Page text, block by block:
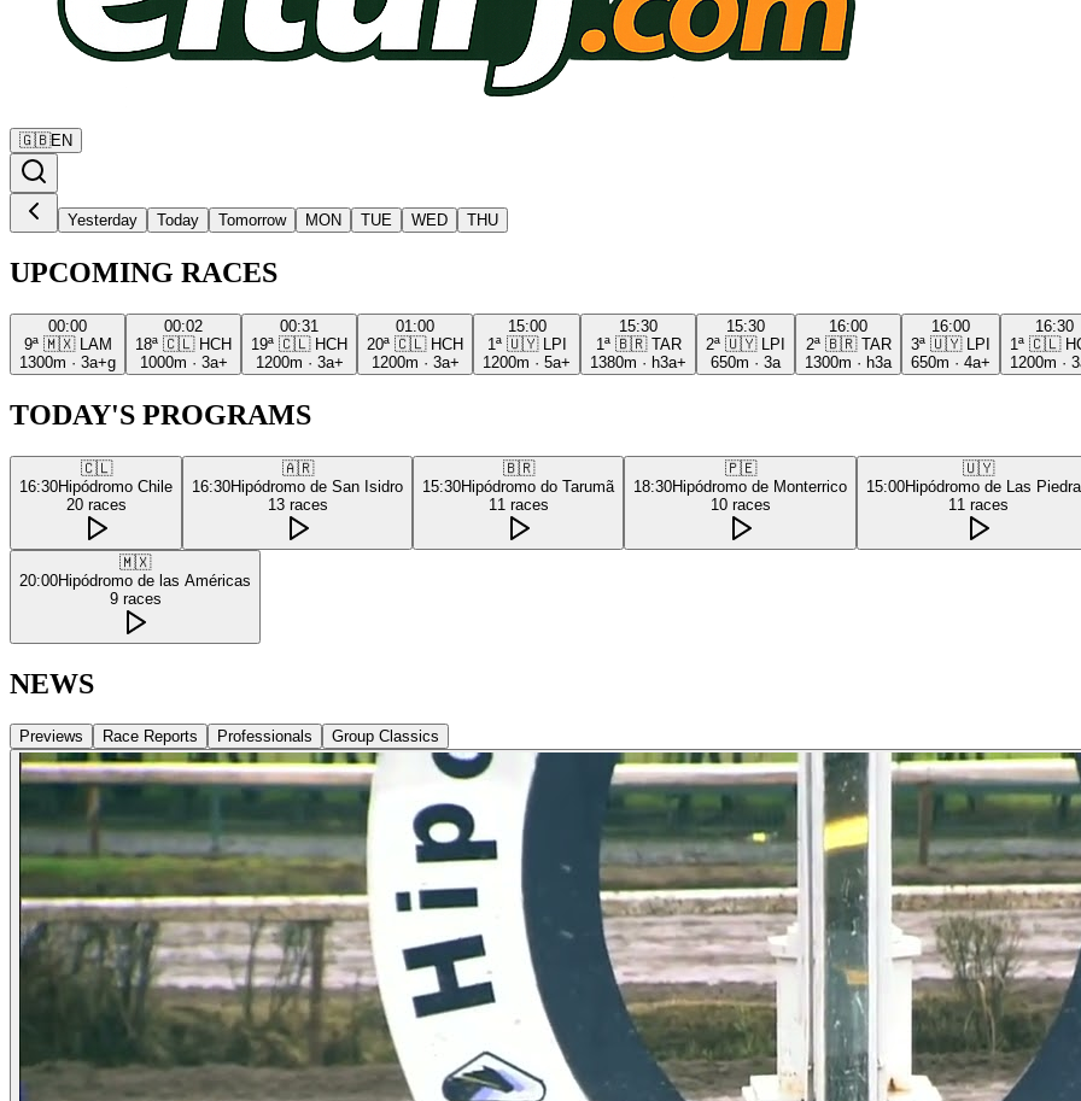
🇬🇧EN
Yesterday Today Tomorrow MON TUE WED THU
UPCOMING RACES
00:00
9ª 🇲🇽
LAM
1300m · 3a+g
00:02
18ª 🇨🇱 HCH
1000m · 3a+
00:31
19ª 🇨🇱 HCH
1200m · 3a+
01:00
20ª 🇨🇱 HCH
1200m · 3a+
15:00
1ª 🇺🇾
LPI
1200m · 5a+
15:30
1ª 🇧🇷 TAR
1380m · h3a+
15:30
2ª 🇺🇾
LPI
650m · 3a
16:00
2ª 🇧🇷 TAR
1300m · h3a
16:00
3ª 🇺🇾
LPI
650m · 4a+
16:30
1ª 🇨🇱
1200m ·
TODAY'S PROGRAMS
🇨🇱
16:30Hipódromo Chile
20 races
🇦🇷
16:30Hipódromo de San Isidro
13 races
🇧🇷
15:30Hipódromo do Tarumã
11 races
🇵🇪
18:30Hipódromo de Monterrico
10 races
🇺🇾
15:00Hipódromo de Las
11 races
🇲🇽
20:00Hipódromo de las Américas
9 races
NEWS
Previews Race Reports Professionals Group Classics